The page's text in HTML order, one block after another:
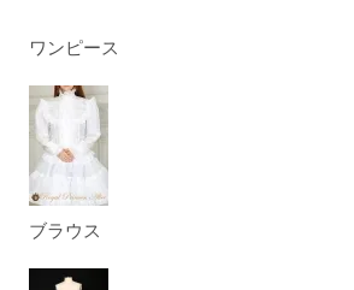
ワンピース
ブラウス